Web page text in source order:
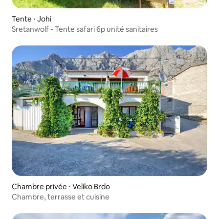
Tente ⋅ Johi
Sretanwolf - Tente safari 6p unité sanitaires
Chambre privée ⋅ Veliko Brdo
Chambre, terrasse et cuisine